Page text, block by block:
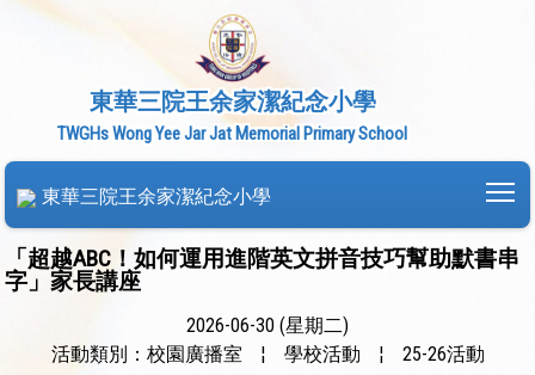
東華三院王余家潔紀念小學
TWGHs Wong Yee Jar Jat Memorial Primary School
東華三院王余家潔紀念小學
「超越ABC！如何運用進階英文拼音技巧幫助默書串
字」家長講座
2026-06-30 (星期二)
活動類別：校園廣播室
¦ 學校活動 ¦
25-26活動